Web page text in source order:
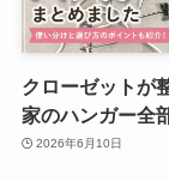
クローゼットが
家のハンガー全
2026年6月10日